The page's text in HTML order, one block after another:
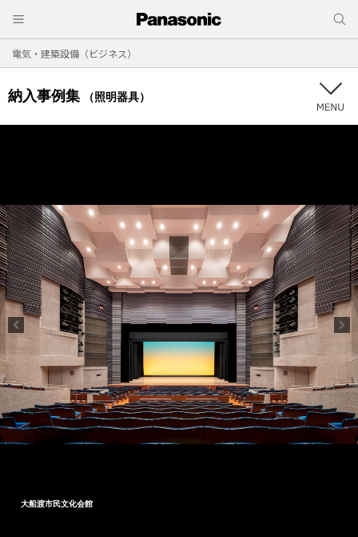
電気・建築設備（ビジネス）
納入事例集 （照明器具）
大船渡市民文化会館